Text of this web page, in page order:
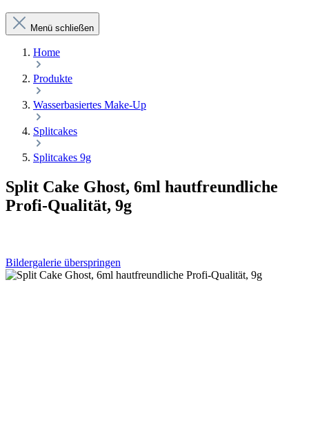
Menü schließen
Home
Produkte
Wasserbasiertes Make-Up
Splitcakes
Splitcakes 9g
Split Cake Ghost, 6ml hautfreundliche
Profi-Qualität, 9g
Bildergalerie überspringen